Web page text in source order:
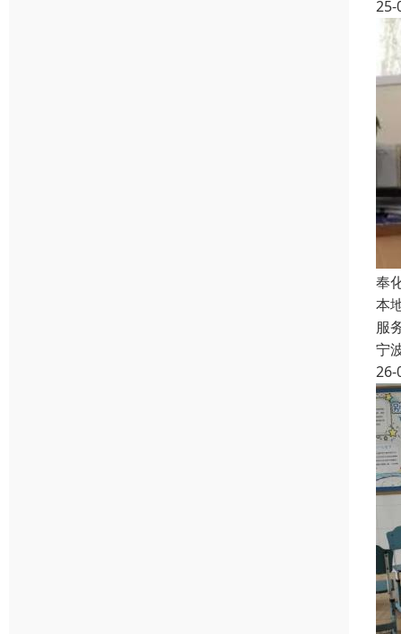
25-
奉
本
服
宁
26-